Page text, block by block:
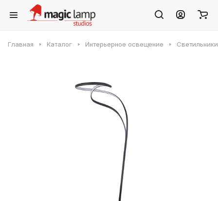
Главная Каталог Интерьерное освещение Светильники